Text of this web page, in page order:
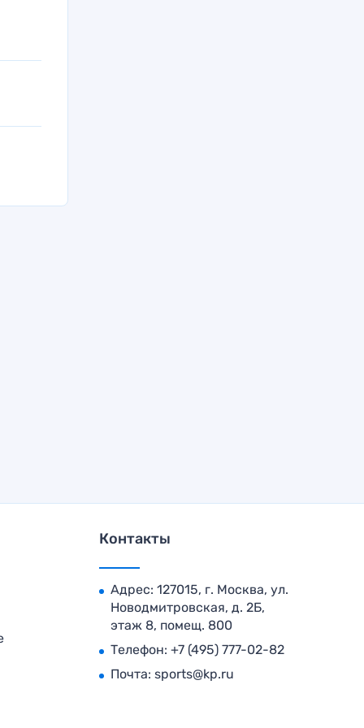
Контакты
Адрес: 127015, г. Москва, ул.
Новодмитровская, д. 2Б,
этаж 8, помещ. 800
Телефон: +7 (495) 777-02-82
Почта: sports@kp.ru